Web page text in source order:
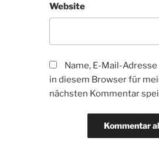
Website
Name, E-Mail-
in diesem Browser für
nächsten Kommentar